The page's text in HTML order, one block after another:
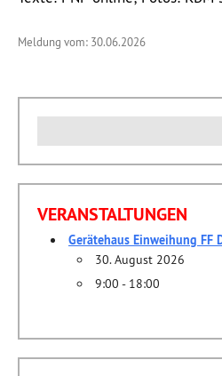
Meldung vom: 30.06.2026
nach:
VERANSTALTUNGEN
Gerätehaus Einweihung FF
30. August 2026
9:00 - 18:00